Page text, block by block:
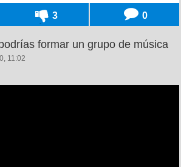
3 0
formar un grupo de música
11:02